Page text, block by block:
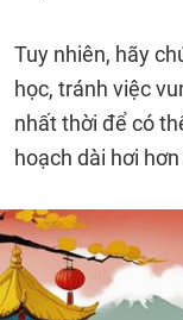
Tuy nhiên, hãy
học, tránh việc
nhất thời để có
hoạch dài hơi